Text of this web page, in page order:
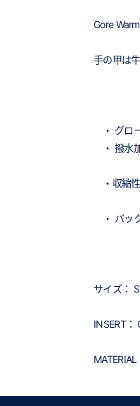
Gore
手の甲は
・ グロ
・ 撥水
・収縮性
・ バッ
サイズ：
INSERT：